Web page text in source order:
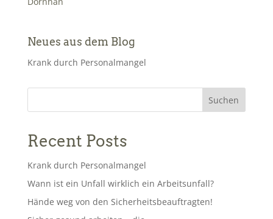
Neues aus dem Blog
Krank durch Personalmangel
Suchen
Recent Posts
Krank durch Personalmangel
Wann ist ein Unfall wirklich ein Arbeitsunfall?
Hände weg von den Sicherheitsbeauftragten!